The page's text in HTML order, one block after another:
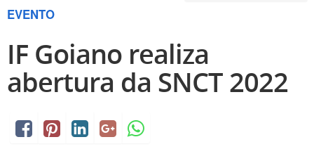
EVENTO
IF Goiano realiza
abertura da SNCT 2022